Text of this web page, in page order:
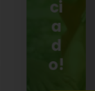
ci
a
d
o!